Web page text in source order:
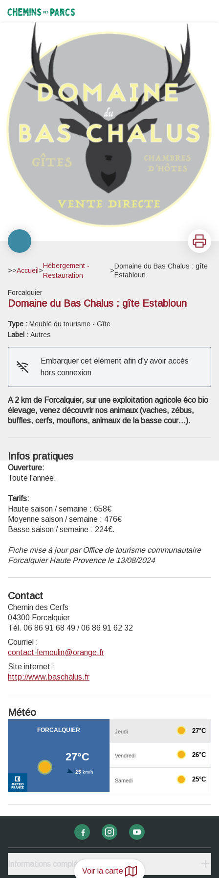
Chemins des Parcs
Voir la carte
Voir l'image en plein écran
Imprimer
>>Accueil >
Hébergement -
Restauration
>
Domaine du Bas Chalus : gîte
Establoun
Forcalquier
Domaine du Bas Chalus : gîte Establoun
Type : Meublé du tourisme - Gîte
Label : Autres
Embarquer cet élément afin d'y avoir accès
hors connexion
A 2 km de Forcalquier, sur une exploitation agricole éco bio
élevage, venez découvrir nos animaux (vaches, zébus,
buffles, cerfs, mouflons, animaux de la basse cour…).
Infos pratiques
Ouverture:
Toute l'année.
Tarifs:
Haute saison / semaine : 658€
Moyenne saison / semaine : 476€
Basse saison / semaine : 224€.
Fiche mise à jour par Office de tourisme communautaire
Forcalquier Haute Provence le 13/08/2024
Contact
Chemin des Cerfs
04300 Forcalquier
Tél. 06 86 91 68 49 / 06 86 91 62 32
Courriel :
contact-lemoulin@orange.fr
Site internet :
http://www.baschalus.fr
Météo
Informations complémentaires